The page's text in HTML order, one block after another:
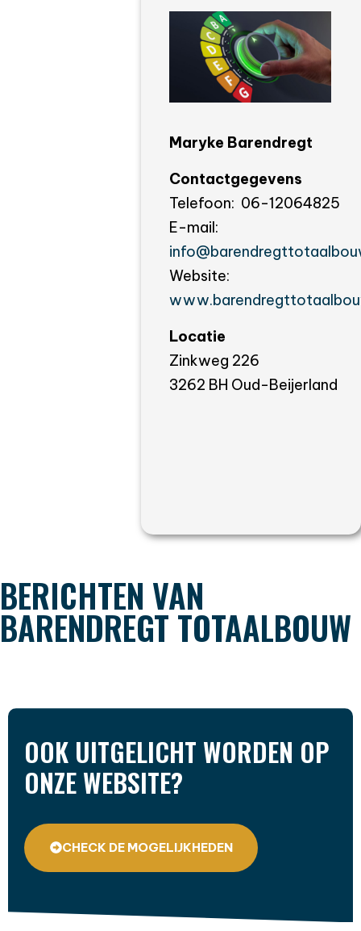
Maryke Barendregt
Contactgegevens
Telefoon: 06-12064825
E-mail:
Website:
Locatie
Zinkweg 226
3262 BH Oud-Beijerland
BERICHTEN VAN
BARENDREGT TOTAALBOUW
OOK UITGELICHT WORDEN OP
ONZE WEBSITE?
CHECK DE MOGELIJKHEDEN